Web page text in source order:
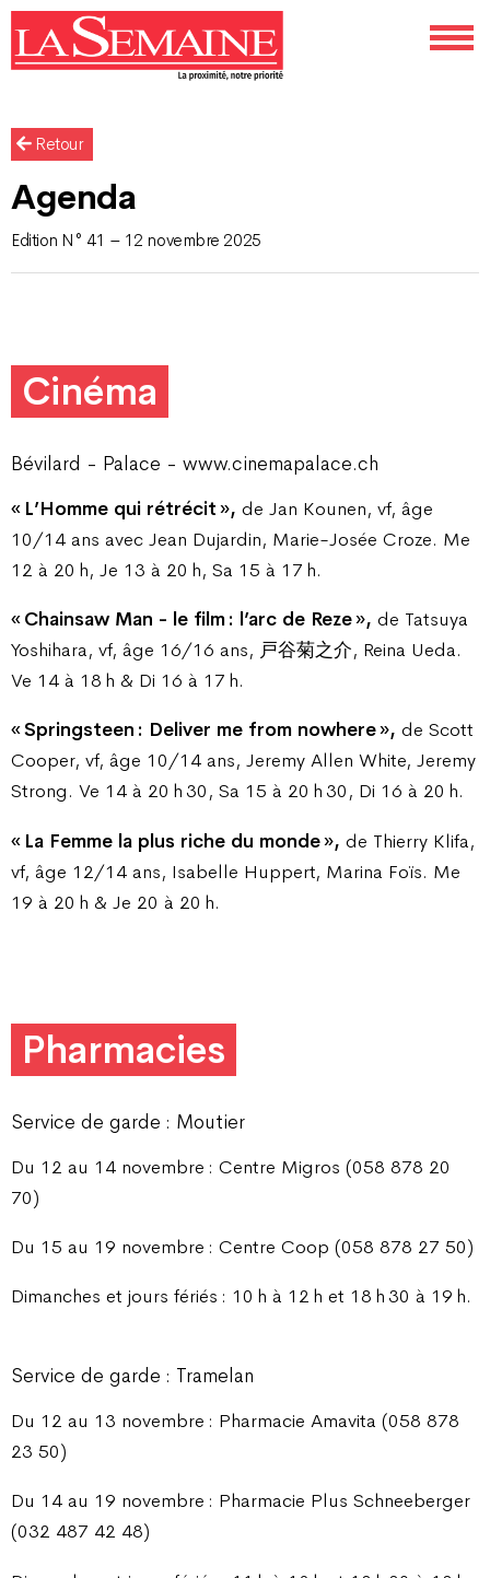
Retour
Agenda
Edition N° 41 – 12 novembre 2025
Cinéma
Bévilard - Palace - www.cinemapalace.ch
« L’Homme qui rétrécit », de Jan Kounen, vf, âge
10/14 ans avec Jean Dujardin, Marie-Josée Croze. Me
12 à 20 h, Je 13 à 20 h, Sa 15 à 17 h.
« Chainsaw Man - le film : l’arc de Reze », de Tatsuya
Yoshihara, vf, âge 16/16 ans, 戸谷菊之介, Reina Ueda.
Ve 14 à 18 h & Di 16 à 17 h.
« Springsteen : Deliver me from nowhere », de Scott
Cooper, vf, âge 10/14 ans, Jeremy Allen White, Jeremy
Strong. Ve 14 à 20 h 30, Sa 15 à 20 h 30, Di 16 à 20 h.
« La Femme la plus riche du monde », de Thierry Klifa,
vf, âge 12/14 ans, Isabelle Huppert, Marina Foïs. Me
19 à 20 h & Je 20 à 20 h.
Pharmacies
Service de garde : Moutier
Du 12 au 14 novembre : Centre Migros (058 878 20
70)
Du 15 au 19 novembre : Centre Coop (058 878 27 50)
Dimanches et jours fériés : 10 h à 12 h et 18 h 30 à 19 h.
Service de garde : Tramelan
Du 12 au 13 novembre : Pharmacie Amavita (058 878
23 50)
Du 14 au 19 novembre : Pharmacie Plus Schneeberger
(032 487 42 48)